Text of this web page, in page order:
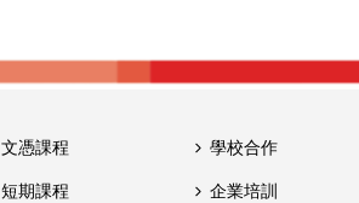
文憑課程
短期課程
學校合作
企業培訓